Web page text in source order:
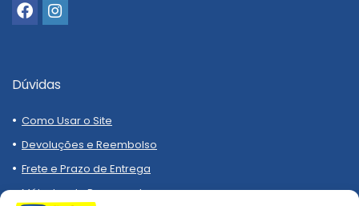
Dúvidas
Como Usar o Site
Devoluções e Reembolso
Frete e Prazo de Entrega
Métodos de Pagamento